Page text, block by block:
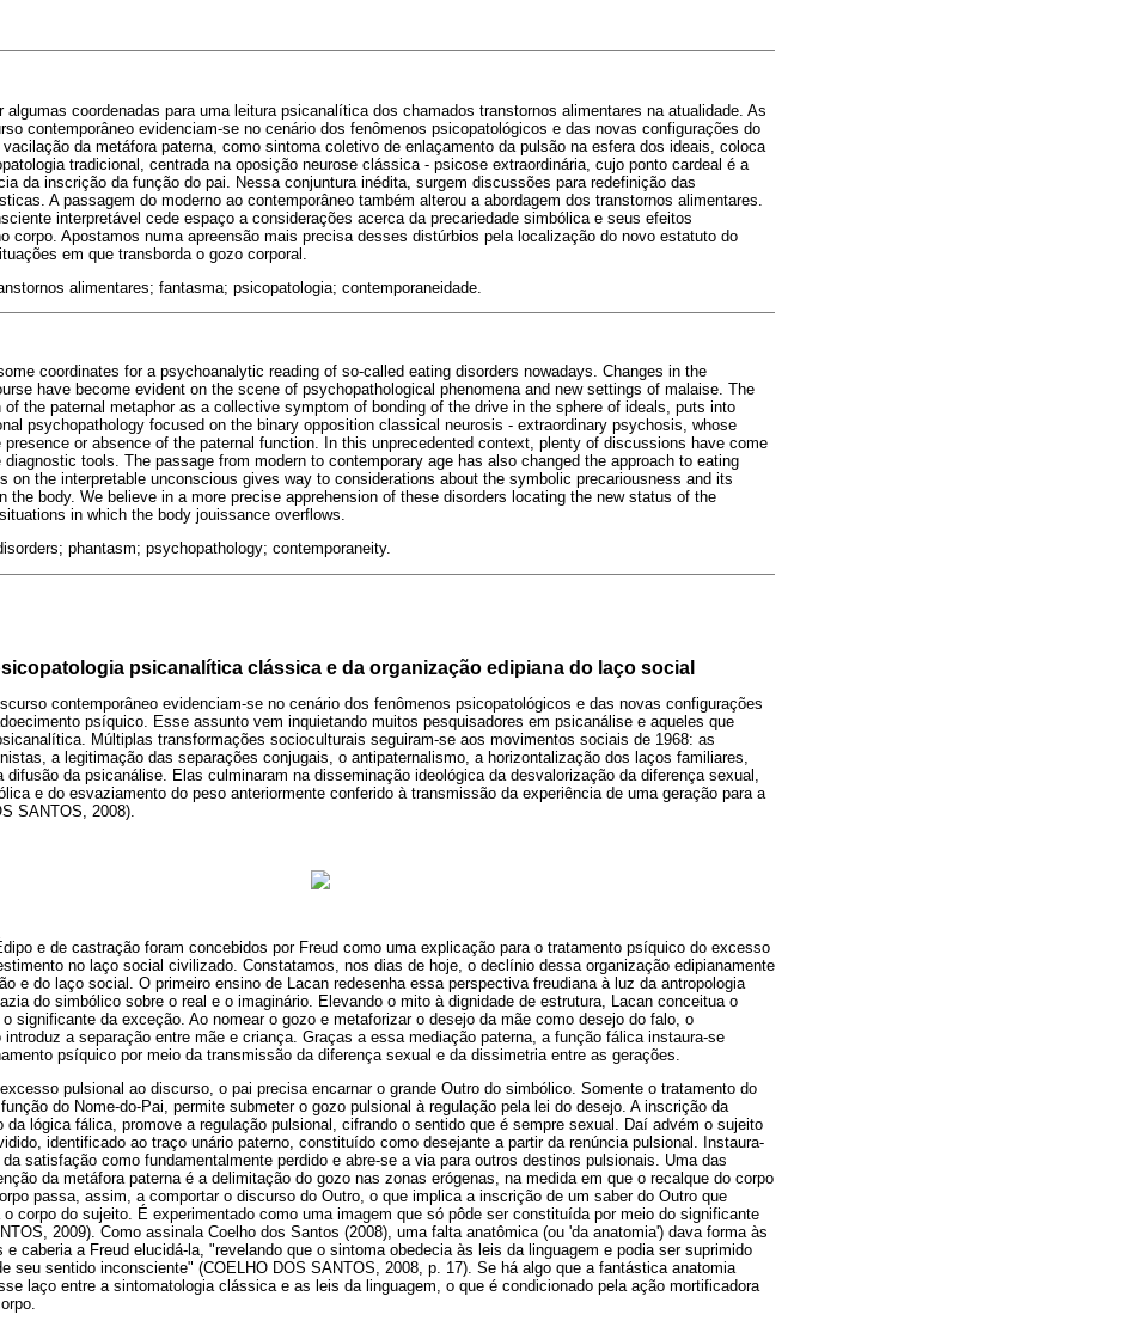
algumas coordenadas para uma leitura psicanalítica dos chamados transtornos alimentares na atualidade. As
contemporâneo evidenciam-se no cenário dos fenômenos psicopatológicos e das novas configurações do
vacilação da metáfora paterna, como sintoma coletivo de enlaçamento da pulsão na esfera dos ideais, coloca
tradicional, centrada na oposição neurose clássica - psicose extraordinária, cujo ponto cardeal é a
da inscrição da função do pai. Nessa conjuntura inédita, surgem discussões para redefinição das
A passagem do moderno ao contemporâneo também alterou a abordagem dos transtornos alimentares.
interpretável cede espaço a considerações acerca da precariedade simbólica e seus efeitos
corpo. Apostamos numa apreensão mais precisa desses distúrbios pela localização do novo estatuto do
em que transborda o gozo corporal.
alimentares; fantasma; psicopatologia; contemporaneidade.
coordinates for a psychoanalytic reading of so-called eating disorders nowadays. Changes in the
have become evident on the scene of psychopathological phenomena and new settings of malaise. The
of the paternal metaphor as a collective symptom of bonding of the drive in the sphere of ideals, puts into
psychopathology focused on the binary opposition classical neurosis - extraordinary psychosis, whose
presence or absence of the paternal function. In this unprecedented context, plenty of discussions have come
tools. The passage from modern to contemporary age has also changed the approach to eating
on the interpretable unconscious gives way to considerations about the symbolic precariousness and its
the body. We believe in a more precise apprehension of these disorders locating the new status of the
in which the body jouissance overflows.
phantasm; psychopathology; contemporaneity.
psicanalítica clássica e da organização edipiana do laço social
contemporâneo evidenciam-se no cenário dos fenômenos psicopatológicos e das novas configurações
psíquico. Esse assunto vem inquietando muitos pesquisadores em psicanálise e aqueles que
Múltiplas transformações socioculturais seguiram-se aos movimentos sociais de 1968: as
a legitimação das separações conjugais, o antipaternalismo, a horizontalização dos laços familiares,
difusão da psicanálise. Elas culminaram na disseminação ideológica da desvalorização da diferença sexual,
e do esvaziamento do peso anteriormente conferido à transmissão da experiência de uma geração para a
SANTOS, 2008).
e de castração foram concebidos por Freud como uma explicação para o tratamento psíquico do excesso
no laço social civilizado. Constatamos, nos dias de hoje, o declínio dessa organização edipianamente
e do laço social. O primeiro ensino de Lacan redesenha essa perspectiva freudiana à luz da antropologia
do simbólico sobre o real e o imaginário. Elevando o mito à dignidade de estrutura, Lacan conceitua o
o significante da exceção. Ao nomear o gozo e metaforizar o desejo da mãe como desejo do falo, o
introduz a separação entre mãe e criança. Graças a essa mediação paterna, a função fálica instaura-se
psíquico por meio da transmissão da diferença sexual e da dissimetria entre as gerações.
pulsional ao discurso, o pai precisa encarnar o grande Outro do simbólico. Somente o tratamento do
do Nome-do-Pai, permite submeter o gozo pulsional à regulação pela lei do desejo. A inscrição da
da lógica fálica, promove a regulação pulsional, cifrando o sentido que é sempre sexual. Daí advém o sujeito
identificado ao traço unário paterno, constituído como desejante a partir da renúncia pulsional. Instaura-
satisfação como fundamentalmente perdido e abre-se a via para outros destinos pulsionais. Uma das
da metáfora paterna é a delimitação do gozo nas zonas erógenas, na medida em que o recalque do corpo
passa, assim, a comportar o discurso do Outro, o que implica a inscrição de um saber do Outro que
corpo do sujeito. É experimentado como uma imagem que só pôde ser constituída por meio do significante
2009). Como assinala Coelho dos Santos (2008), uma falta anatômica (ou 'da anatomia') dava forma às
e caberia a Freud elucidá-la, "revelando que o sintoma obedecia às leis da linguagem e podia ser suprimido
seu sentido inconsciente" (COELHO DOS SANTOS, 2008, p. 17). Se há algo que a fantástica anatomia
laço entre a sintomatologia clássica e as leis da linguagem, o que é condicionado pela ação mortificadora